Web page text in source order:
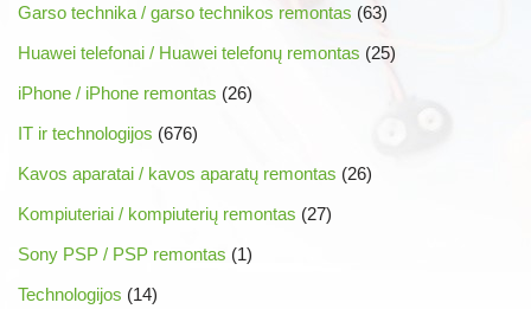
Garso technika / garso technikos remontas (63)
Huawei telefonai / Huawei telefonų remontas (25)
iPhone / iPhone remontas (26)
IT ir technologijos (676)
Kavos aparatai / kavos aparatų remontas (26)
Kompiuteriai / kompiuterių remontas (27)
Sony PSP / PSP remontas (1)
Technologijos (14)